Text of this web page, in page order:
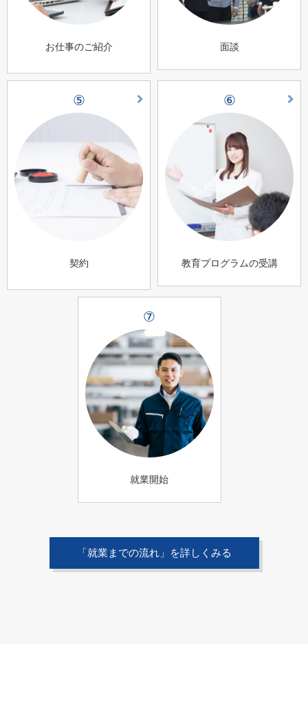
お仕事のご紹介 面談
⑤
契約
⑥
教育プログラムの受講
⑦
就業開始
「就業までの流れ」を詳しくみる